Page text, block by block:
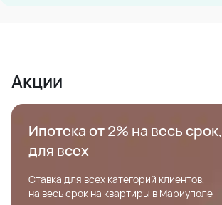
Акции
Ипотека от 2% на весь срок,
для всех
Ставка для всех категорий клиентов,
на весь срок на квартиры в Мариуполе